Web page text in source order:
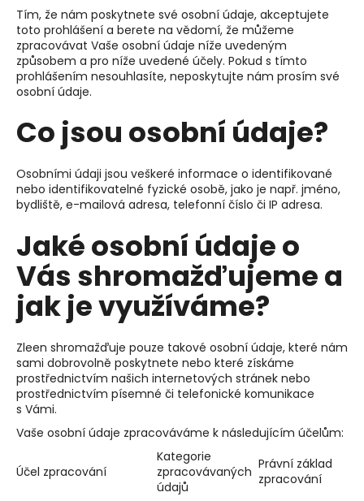
Tím, že nám poskytnete své osobní údaje, akceptujete
toto prohlášení a berete na vědomí, že můžeme
zpracovávat Vaše osobní údaje níže uvedeným
způsobem a pro níže uvedené účely. Pokud s tímto
prohlášením nesouhlasíte, neposkytujte nám prosím své
osobní údaje.
Co jsou osobní údaje?
Osobními údaji jsou veškeré informace o identifikované
nebo identifikovatelné fyzické osobě, jako je např. jméno,
bydliště, e-mailová adresa, telefonní číslo či IP adresa.
Jaké osobní údaje o
Vás shromažďujeme a
jak je využíváme?
Zleen shromažďuje pouze takové osobní údaje, které nám
sami dobrovolně poskytnete nebo které získáme
prostřednictvím našich internetových stránek nebo
prostřednictvím písemné či telefonické komunikace
s Vámi.
Vaše osobní údaje zpracováváme k následujícím účelům:
Účel zpracování
Kategorie
zpracovávaných
údajů
Právní základ
zpracování
D
o
p
r
u
u
j
e
e